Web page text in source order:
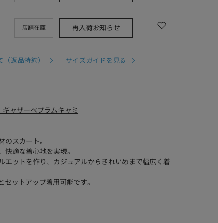
店舗在庫 再入荷お知らせ
返品特約）
サイズガイドを見る
ギャザーペプラムキャミ
スカート。
適な着心地を実現。
エットを作り、カジュアルからきれいめまで幅広く着
セットアップ着用可能です。